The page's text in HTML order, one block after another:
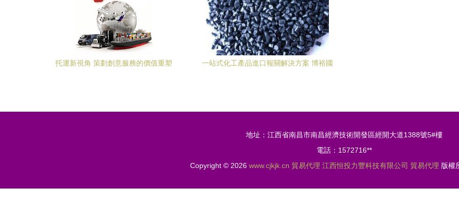
托運新視角 策劃創意服務的價值重塑
一站式化工產品進口報關解決方案 博裕國
地址：江西省南昌市南昌經濟技術開發區經開大道1388號5#樓
電話：1572716**
Copyright © 2026 www.cjkjk.cn 貿易代理 江西恒投力豐科技有限公司 貿易代理 版權